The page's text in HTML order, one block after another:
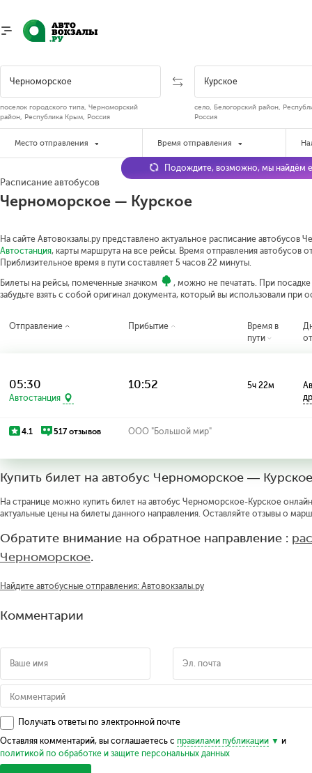
поселок городского типа, Черноморский
район, Республика Крым, Россия
село, Белогорский район,
Россия
Место отправления Время отправления
Расписание автобусов
Черноморское — Курское
На сайте Автовокзалы.ру представлено актуальное расписание автобусов
Автостанция, карты маршрута на все рейсы. Время отправления автобусов
Приблизительное время в пути составляет 5 часов 22 минуты.
Билеты на рейсы, помеченные значком
, можно не печатать. При
забудьте взять с собой оригинал документа, который вы использовали при
Подождите, возможно, мы найдём
Отправление Прибытие
Время в
пути
05:30
Автостанция
10:52 5ч 22м
4.1 517 отзывов ООО "Большой мир"
Купить билет на автобус Черноморское — Курское
На странице можно купить билет на автобус Черноморское-Курское
актуальные цены на билеты данного направления. Оставляйте отзывы о
Обратите внимание на обратное направление :
Черноморское.
Найдите автобусные отправления: Автовокзалы.ру
Комментарии
Получать ответы по электронной почте
Оставляя комментарий, вы соглашаетесь с правилами публикации
и
политикой по обработке и защите персональных данных